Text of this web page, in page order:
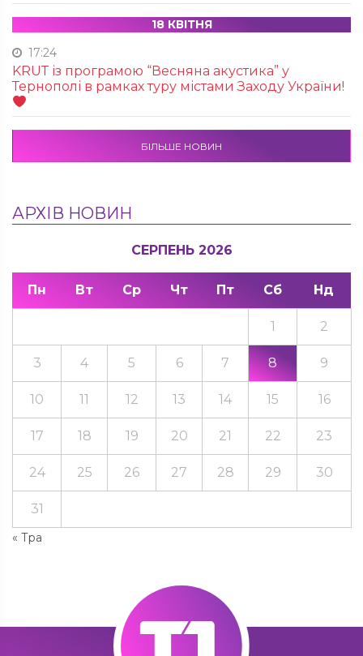
18 КВІТНЯ
17:24
KRUТ із програмою “Весняна акустика” у
Тернополі в рамках туру містами Заходу України!
БІЛЬШЕ НОВИН
АРХІВ НОВИН
СЕРПЕНЬ 2026
Пн Вт Ср Чт Пт Сб Нд
« Тра
1 2
3 4 5 6 7 8 9
10 11 12 13 14 15 16
17 18 19 20 21 22 23
24 25 26 27 28 29 30
31